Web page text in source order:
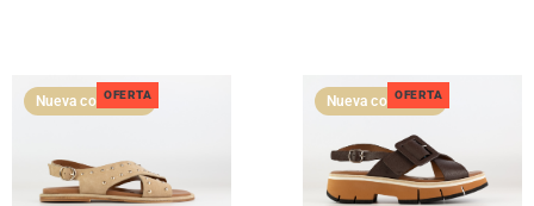
OFERTA OFERTA